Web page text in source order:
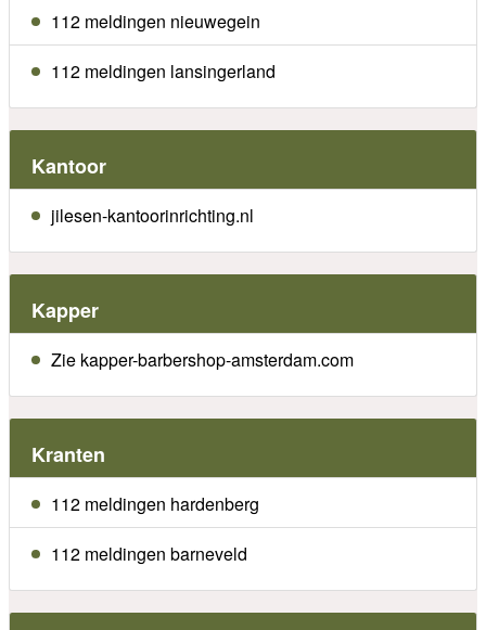
112 meldingen nieuwegein
112 meldingen lansingerland
Kantoor
jilesen-kantoorinrichting.nl
Kapper
Zie kapper-barbershop-amsterdam.com
Kranten
112 meldingen hardenberg
112 meldingen barneveld